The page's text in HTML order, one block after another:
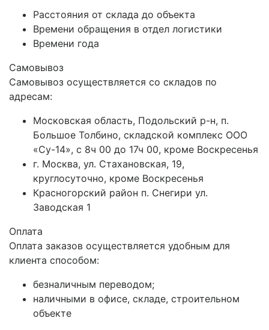
Расстояния от склада до объекта
Времени обращения в отдел логистики
Времени года
Самовывоз
Самовывоз осуществляется со складов по
адресам:
Московская область, Подольский р-н, п.
Большое Толбино, складской комплекс ООО
«Су-14», с 8ч 00 до 17ч 00, кроме Воскресенья
г. Москва, ул. Стахановская, 19,
круглосуточно, кроме Воскресенья
Красногорский район п. Снегири ул.
Заводская 1
Оплата
Оплата заказов осуществляется удобным для
клиента способом:
безналичным переводом;
наличными в офисе, складе, строительном
объекте